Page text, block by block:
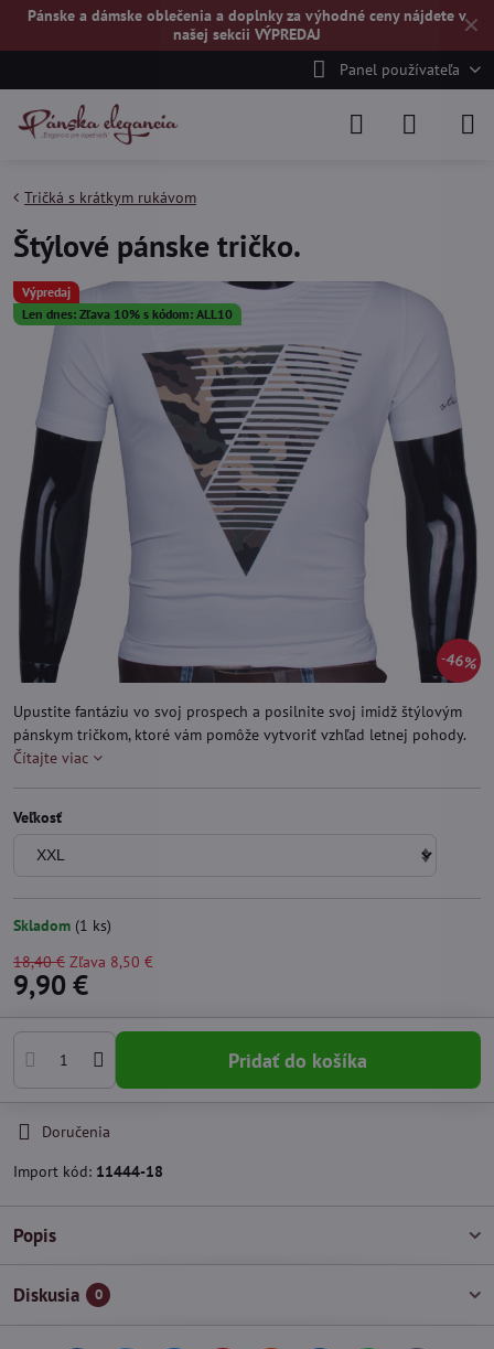
✕
Pánske a dámske oblečenia a doplnky za výhodné ceny nájdete v
našej sekcii VÝPREDAJ
Panel používateľa
Výpredaj
Len dnes: Zľava 10% s kódom: ALL10
46%
Tričká s krátkym rukávom
Štýlové pánske tričko.
Upustite fantáziu vo svoj prospech a posilnite svoj imidž štýlovým
pánskym tričkom, ktoré vám pomôže vytvoriť vzhľad letnej pohody.
Čítajte viac
Veľkosť
Skladom (1 ks)
18,40 € Zľava 8,50 €
9,90 €
Pridať do košíka
Doručenia
Import kód: 11444-18
Popis
Diskusia 0